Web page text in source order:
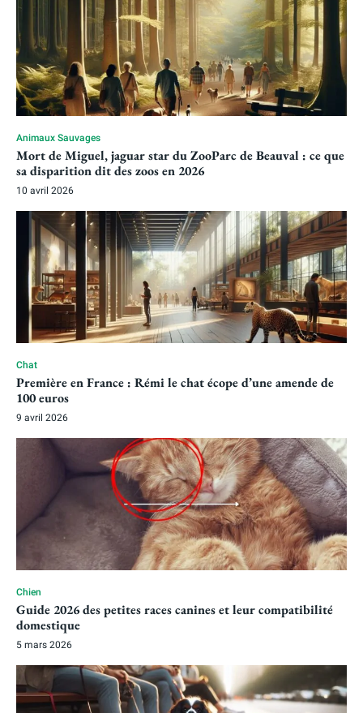
Animaux Sauvages
Mort de Miguel, jaguar star du ZooParc de Beauval : ce que
sa disparition dit des zoos en 2026
10 avril 2026
Chat
Première en France : Rémi le chat écope d’une amende de
100 euros
9 avril 2026
Chien
Guide 2026 des petites races canines et leur compatibilité
domestique
5 mars 2026